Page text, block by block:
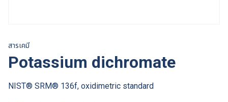
สารเคมี
Potassium dichromate
NIST® SRM® 136f, oxidimetric standard